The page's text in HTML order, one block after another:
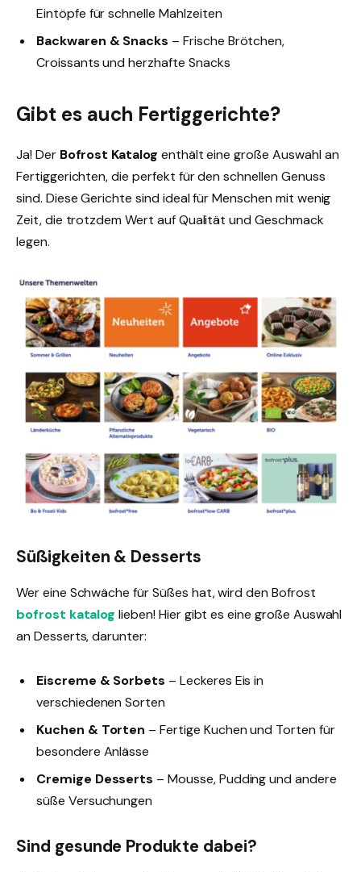
Eintöpfe für schnelle Mahlzeiten
Backwaren & Snacks – Frische Brötchen,
Croissants und herzhafte Snacks
Gibt es auch Fertiggerichte?
Ja! Der Bofrost Katalog enthält eine große Auswahl an
Fertiggerichten, die perfekt für den schnellen Genuss
sind. Diese Gerichte sind ideal für Menschen mit wenig
Zeit, die trotzdem Wert auf Qualität und Geschmack
legen.
Süßigkeiten & Desserts
Wer eine Schwäche für Süßes hat, wird den Bofrost
bofrost katalog lieben! Hier gibt es eine große Auswahl
an Desserts, darunter:
Eiscreme & Sorbets – Leckeres Eis in
verschiedenen Sorten
Kuchen & Torten – Fertige Kuchen und Torten für
besondere Anlässe
Cremige Desserts – Mousse, Pudding und andere
süße Versuchungen
Sind gesunde Produkte dabei?